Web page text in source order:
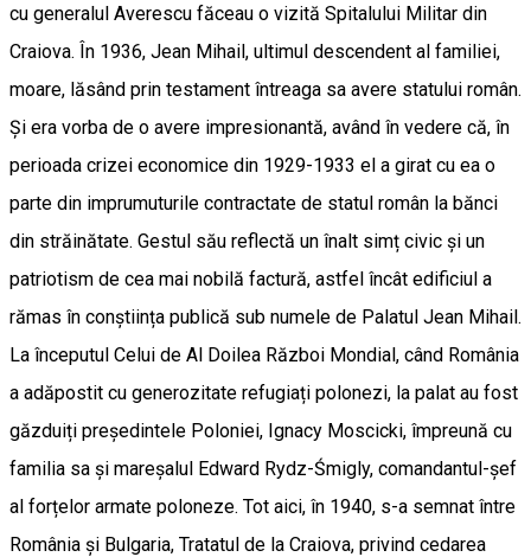
cu generalul Averescu făceau o vizită Spitalului Militar din
Craiova. În 1936, Jean Mihail, ultimul descendent al familiei,
moare, lăsând prin testament întreaga sa avere statului român.
Și era vorba de o avere impresionantă, având în vedere că, în
perioada crizei economice din 1929-1933 el a girat cu ea o
parte din imprumuturile contractate de statul român la bănci
din străinătate. Gestul său reflectă un înalt simț civic și un
patriotism de cea mai nobilă factură, astfel încât edificiul a
rămas în conștiința publică sub numele de Palatul Jean Mihail.
La începutul Celui de Al Doilea Război Mondial, când România
a adăpostit cu generozitate refugiați polonezi, la palat au fost
găzduiți președintele Poloniei, Ignacy Moscicki, împreună cu
familia sa și mareșalul Edward Rydz-Śmigly, comandantul-șef
al forțelor armate poloneze. Tot aici, în 1940, s-a semnat între
România și Bulgaria, Tratatul de la Craiova, privind cedarea